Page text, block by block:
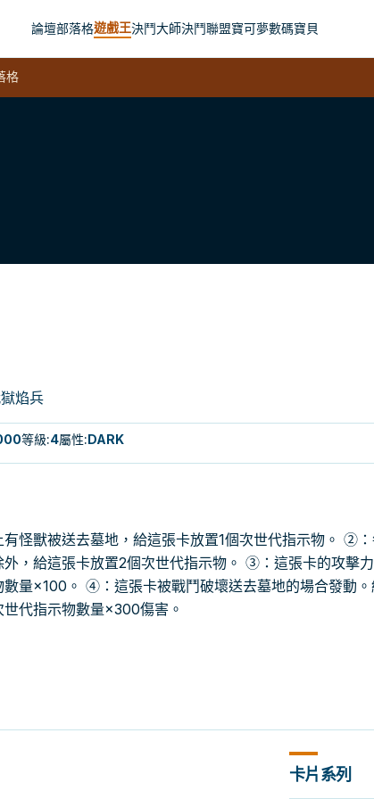
論壇部落格遊戲王決鬥大師決鬥聯盟寶可夢數碼寶貝
格
焰兵
等級:4屬性:DARK
怪獸被送去墓地，給這張卡放置1個次世代指示物。 ②
外，給這張卡放置2個次世代指示物。 ③：這張卡的攻擊
數量×100。 ④：這張卡被戰鬥破壞送去墓地的場合發動。
代指示物數量×300傷害。
卡片系列